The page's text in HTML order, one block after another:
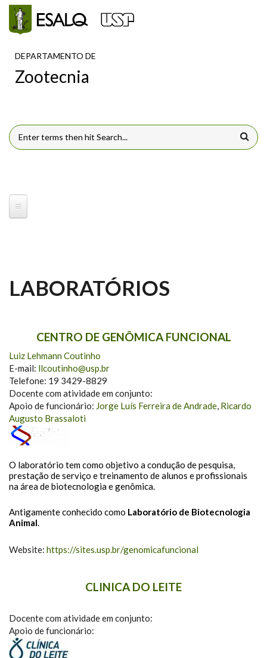
Pular para o conteúdo principal
DEPARTAMENTO DE
Zootecnia
FORMULÁRIO DE BUSCA
LABORATÓRIOS
CENTRO DE GENÔMICA FUNCIONAL
Luiz Lehmann Coutinho
E-mail: llcoutinho@usp.br
Telefone: 19 3429-8829
Docente com atividade em conjunto:
Apoio de funcionário: Jorge Luís Ferreira de Andrade, Ricardo
Augusto Brassaloti
O laboratório tem como objetivo a condução de pesquisa,
prestação de serviço e treinamento de alunos e profissionais
na área de biotecnologia e genômica.
Antigamente conhecido como Laboratório de Biotecnologia
Animal.
Website: https://sites.usp.br/genomicafuncional
CLINICA DO LEITE
Docente com atividade em conjunto:
Apoio de funcionário: